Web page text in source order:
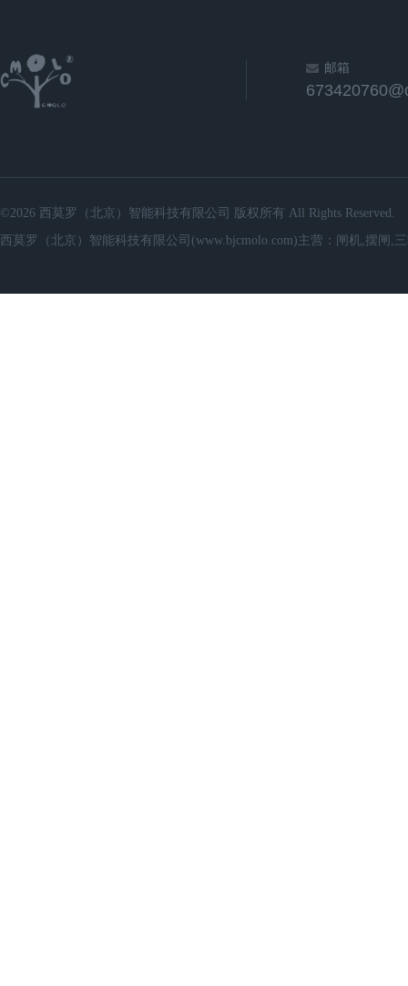
邮箱
©2026 西莫罗（北京）智能科技有限公司 版权所有 All Rights Reserved.
西莫罗（北京）智能科技有限公司(www.bjcmolo.com)主营：闸机,摆闸,